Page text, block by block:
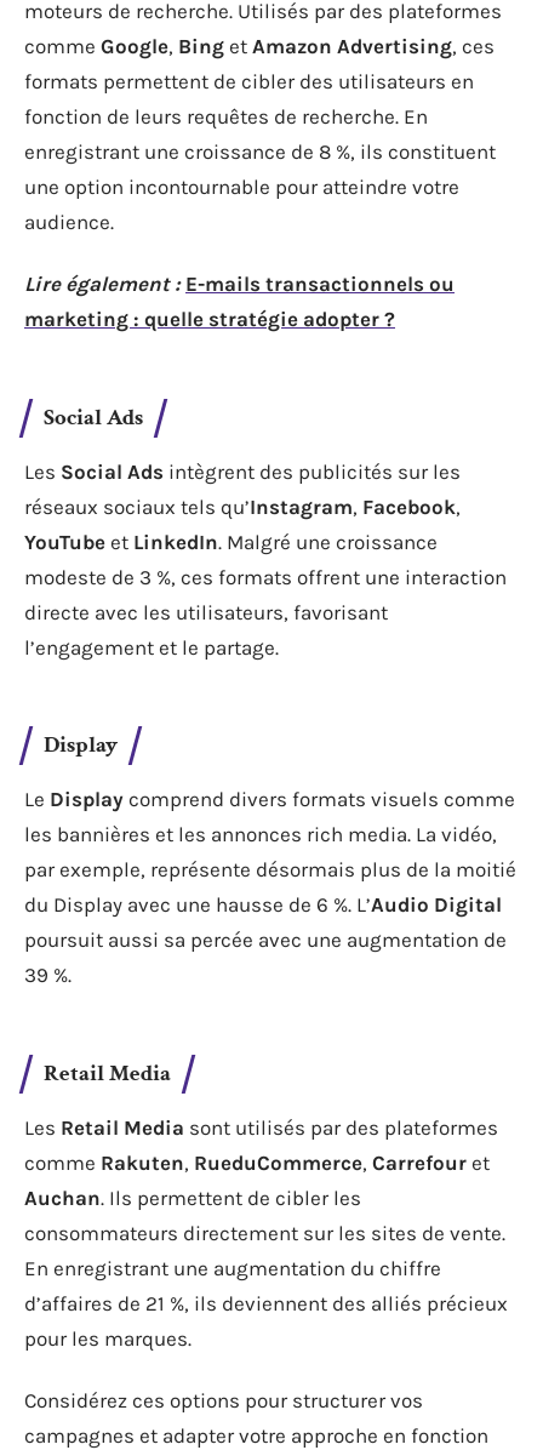
moteurs de recherche. Utilisés par des plateformes
comme Google, Bing et Amazon Advertising, ces
formats permettent de cibler des utilisateurs en
fonction de leurs requêtes de recherche. En
enregistrant une croissance de 8 %, ils constituent
une option incontournable pour atteindre votre
audience.
Lire également : E-mails transactionnels ou
marketing : quelle stratégie adopter ?
Social Ads
Les Social Ads intègrent des publicités sur les
réseaux sociaux tels qu’Instagram, Facebook,
YouTube et LinkedIn. Malgré une croissance
modeste de 3 %, ces formats offrent une interaction
directe avec les utilisateurs, favorisant
l’engagement et le partage.
Display
Le Display comprend divers formats visuels comme
les bannières et les annonces rich media. La vidéo,
par exemple, représente désormais plus de la moitié
du Display avec une hausse de 6 %. L’Audio Digital
poursuit aussi sa percée avec une augmentation de
39 %.
Retail Media
Les Retail Media sont utilisés par des plateformes
comme Rakuten, RueduCommerce, Carrefour et
Auchan. Ils permettent de cibler les
consommateurs directement sur les sites de vente.
En enregistrant une augmentation du chiffre
d’affaires de 21 %, ils deviennent des alliés précieux
pour les marques.
Considérez ces options pour structurer vos
campagnes et adapter votre approche en fonction